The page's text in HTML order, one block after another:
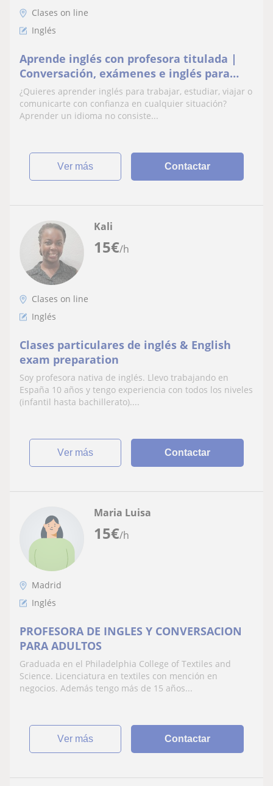
Clases on line
Inglés
Aprende inglés con profesora titulada |
Conversación, exámenes e inglés para
trabajar
¿Quieres aprender inglés para trabajar, estudiar, viajar o
comunicarte con confianza en cualquier situación?
Aprender un idioma no consiste...
ver más Contactar
15€/h
Kali
Clases on line
Inglés
Clases particulares de inglés & English
exam preparation
Soy profesora nativa de inglés. Llevo trabajando en
España 10 años y tengo experiencia con todos los niveles
(infantil hasta bachillerato)....
ver más Contactar
15€/h
Maria Luisa
Madrid
Inglés
PROFESORA DE INGLES Y CONVERSACION
PARA ADULTOS
Graduada en el Philadelphia College of Textiles and
Science. Licenciatura en textiles con mención en
negocios. Además tengo más de 15 años...
ver más Contactar